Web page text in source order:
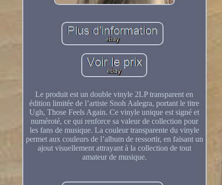
Le produit est un double vinyle 2LP transparent en
édition limitée de l’artiste Snoh Aalegra, portant le titre
Ugh, Those Feels Again. Ce vinyle unique est signé et
numéroté, ce qui renforce sa valeur de collection pour
les fans de musique. La couleur transparente du vinyle
permet aux couleurs de l’album de ressortir, en faisant un
ajout visuellement attrayant à la collection de tout
amateur de musique.